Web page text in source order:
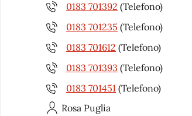
0183 701392 (Telefono)
0183 701235 (Telefono)
0183 701612 (Telefono)
0183 701393 (Telefono)
0183 701451 (Telefono)
Rosa Puglia